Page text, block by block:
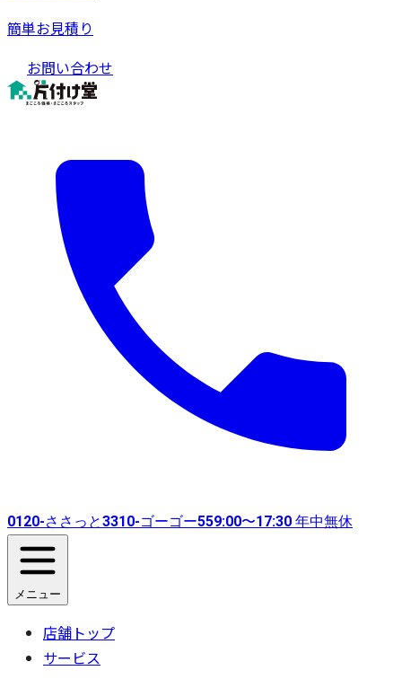
簡単お見積り
お問い合わせ
0120-ささっと3310-ゴーゴー559:00〜17:30 年中無休
メニュー
店舗トップ
サービス